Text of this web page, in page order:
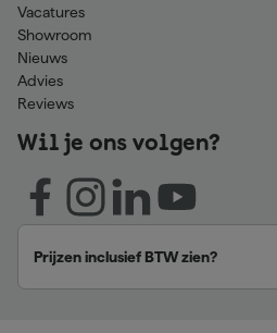
Vacatures
Showroom
Nieuws
Advies
Reviews
Wil je ons volgen?
Prijzen inclusief BTW zien?